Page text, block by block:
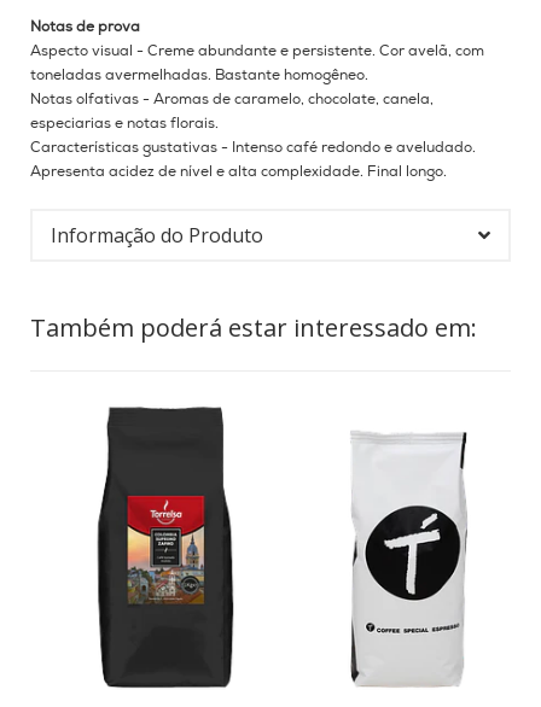
Notas de prova
Aspecto visual - Creme abundante e persistente. Cor avelã, com
toneladas avermelhadas. Bastante homogêneo.
Notas olfativas - Aromas de caramelo, chocolate, canela,
especiarias e notas florais.
Características gustativas - Intenso café redondo e aveludado.
Apresenta acidez de nível e alta complexidade. Final longo.
Informação do Produto
Também poderá estar interessado em: